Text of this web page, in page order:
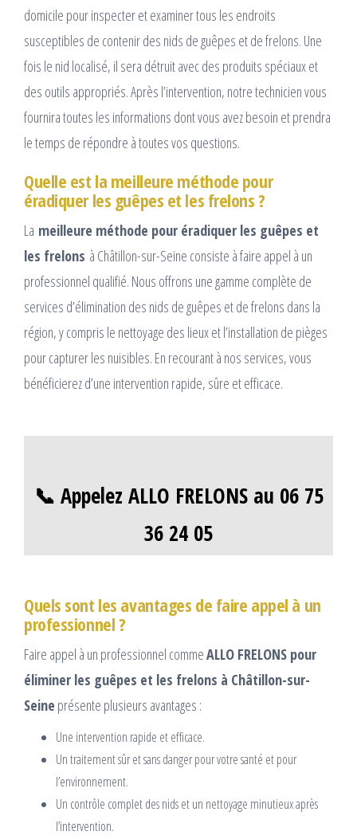
domicile pour inspecter et examiner tous les endroits
susceptibles de contenir des nids de guêpes et de frelons. Une
fois le nid localisé, il sera détruit avec des produits spéciaux et
des outils appropriés. Après l’intervention, notre technicien vous
fournira toutes les informations dont vous avez besoin et prendra
le temps de répondre à toutes vos questions.
Quelle est la meilleure méthode pour
éradiquer les guêpes et les frelons ?
La meilleure méthode pour éradiquer les guêpes et
les frelons à Châtillon-sur-Seine consiste à faire appel à un
professionnel qualifié. Nous offrons une gamme complète de
services d’élimination des nids de guêpes et de frelons dans la
région, y compris le nettoyage des lieux et l’installation de pièges
pour capturer les nuisibles. En recourant à nos services, vous
bénéficierez d’une intervention rapide, sûre et efficace.
📞 Appelez ALLO FRELONS au 06 75
36 24 05
Quels sont les avantages de faire appel à un
professionnel ?
Faire appel à un professionnel commeALLO FRELONS pour
éliminer les guêpes et les frelons à Châtillon-sur-
Seine présente plusieurs avantages :
Une intervention rapide et efficace.
Un traitement sûr et sans danger pour votre santé et pour
l’environnement.
Un contrôle complet des nids et un nettoyage minutieux après
l’intervention.